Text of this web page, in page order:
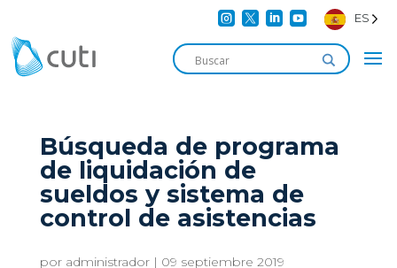
    ES
Búsqueda de programa
de liquidación de
sueldos y sistema de
control de asistencias
por administrador| 09 septiembre 2019